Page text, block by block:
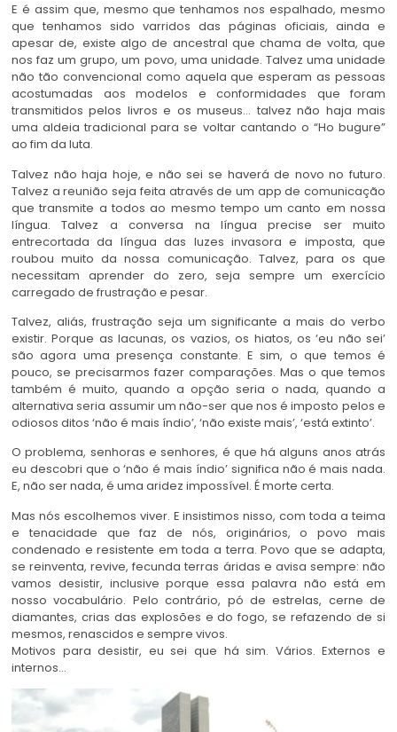
E é assim que, mesmo que tenhamos nos espalhado, mesmo
que tenhamos sido varridos das páginas oficiais, ainda e
apesar de, existe algo de ancestral que chama de volta, que
nos faz um grupo, um povo, uma unidade. Talvez uma unidade
não tão convencional como aquela que esperam as pessoas
acostumadas aos modelos e conformidades que foram
transmitidos pelos livros e os museus… talvez não haja mais
uma aldeia tradicional para se voltar cantando o “Ho bugure”
ao fim da luta.
Talvez não haja hoje, e não sei se haverá de novo no futuro.
Talvez a reunião seja feita através de um app de comunicação
que transmite a todos ao mesmo tempo um canto em nossa
língua. Talvez a conversa na língua precise ser muito
entrecortada da língua das luzes invasora e imposta, que
roubou muito da nossa comunicação. Talvez, para os que
necessitam aprender do zero, seja sempre um exercício
carregado de frustração e pesar.
Talvez, aliás, frustração seja um significante a mais do verbo
existir. Porque as lacunas, os vazios, os hiatos, os ‘eu não sei’
são agora uma presença constante. E sim, o que temos é
pouco, se precisarmos fazer comparações. Mas o que temos
também é muito, quando a opção seria o nada, quando a
alternativa seria assumir um não-ser que nos é imposto pelos e
odiosos ditos ‘não é mais índio’, ‘não existe mais’, ‘está extinto’.
O problema, senhoras e senhores, é que há alguns anos atrás
eu descobri que o ‘não é mais índio’ significa não é mais nada.
E, não ser nada, é uma aridez impossível. É morte certa.
Mas nós escolhemos viver. E insistimos nisso, com toda a teima
e tenacidade que faz de nós, originários, o povo mais
condenado e resistente em toda a terra. Povo que se adapta,
se reinventa, revive, fecunda terras áridas e avisa sempre: não
vamos desistir, inclusive porque essa palavra não está em
nosso vocabulário. Pelo contrário, pó de estrelas, cerne de
diamantes, crias das explosões e do fogo, se refazendo de si
mesmos, renascidos e sempre vivos.
Motivos para desistir, eu sei que há sim. Vários. Externos e
internos…